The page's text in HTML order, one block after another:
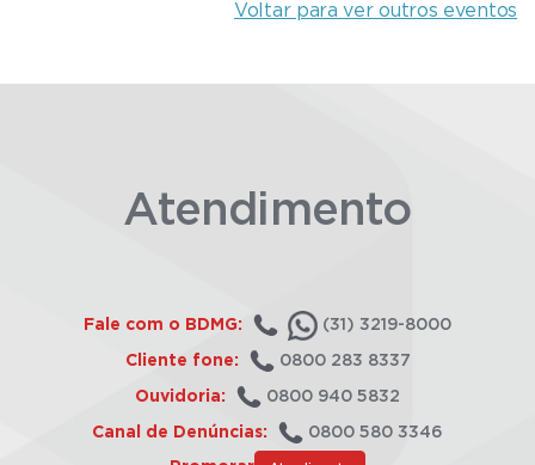
Voltar para ver outros eventos
Atendimento
Fale com o BDMG: (31) 3219-8000
Cliente fone: 0800 283 8337
Ouvidoria: 0800 940 5832
Canal de Denúncias: 0800 580 3346